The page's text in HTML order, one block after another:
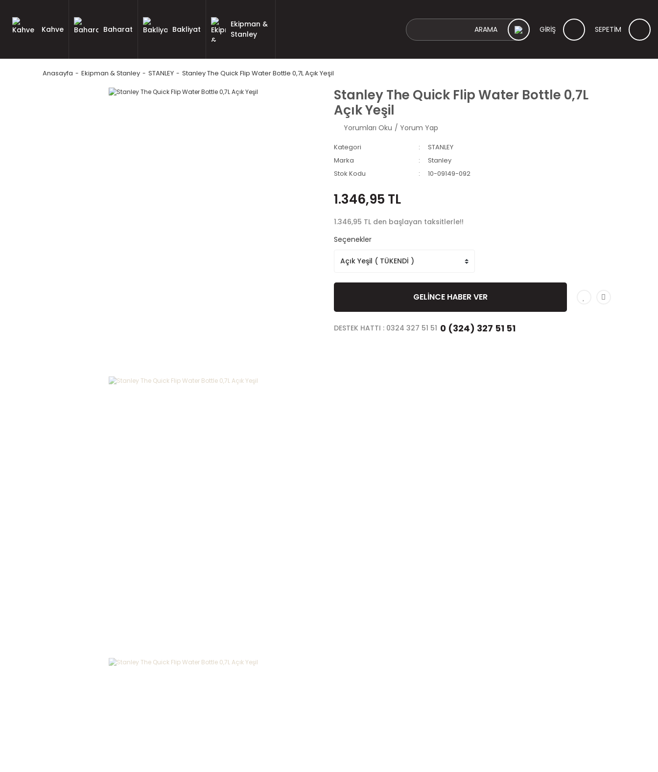
Kahve Baharat Bakliyat
Ekipman &
Stanley
GİRİŞ SEPETİM
Anasayfa Ekipman & Stanley STANLEY Stanley The Quick Flip Water Bottle 0,7L Açık Yeşil
Stanley The Quick Flip Water Bottle 0,7L
Açık Yeşil
Yorumları Oku / Yorum Yap
Kategori
STANLEY
Marka
Stanley
Stok Kodu
10-09149-092
1.346,95 TL
1.346,95 TL den başlayan taksitlerle!!
Seçenekler
GELİNCE HABER VER
DESTEK HATTI : 0324 327 51 51 0 (324) 327 51 51